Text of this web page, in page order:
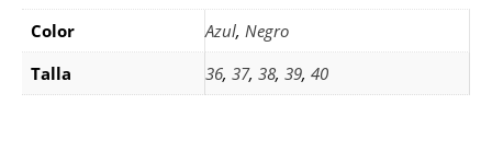
Color Azul, Negro
Talla
36, 37, 38, 39, 40